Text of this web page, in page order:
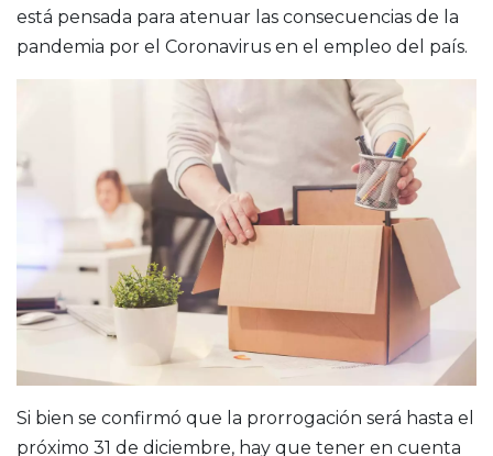
está pensada para atenuar las consecuencias de la
pandemia por el Coronavirus en el empleo del país.
Si bien se confirmó que la prorrogación será hasta el
próximo 31 de diciembre, hay que tener en cuenta